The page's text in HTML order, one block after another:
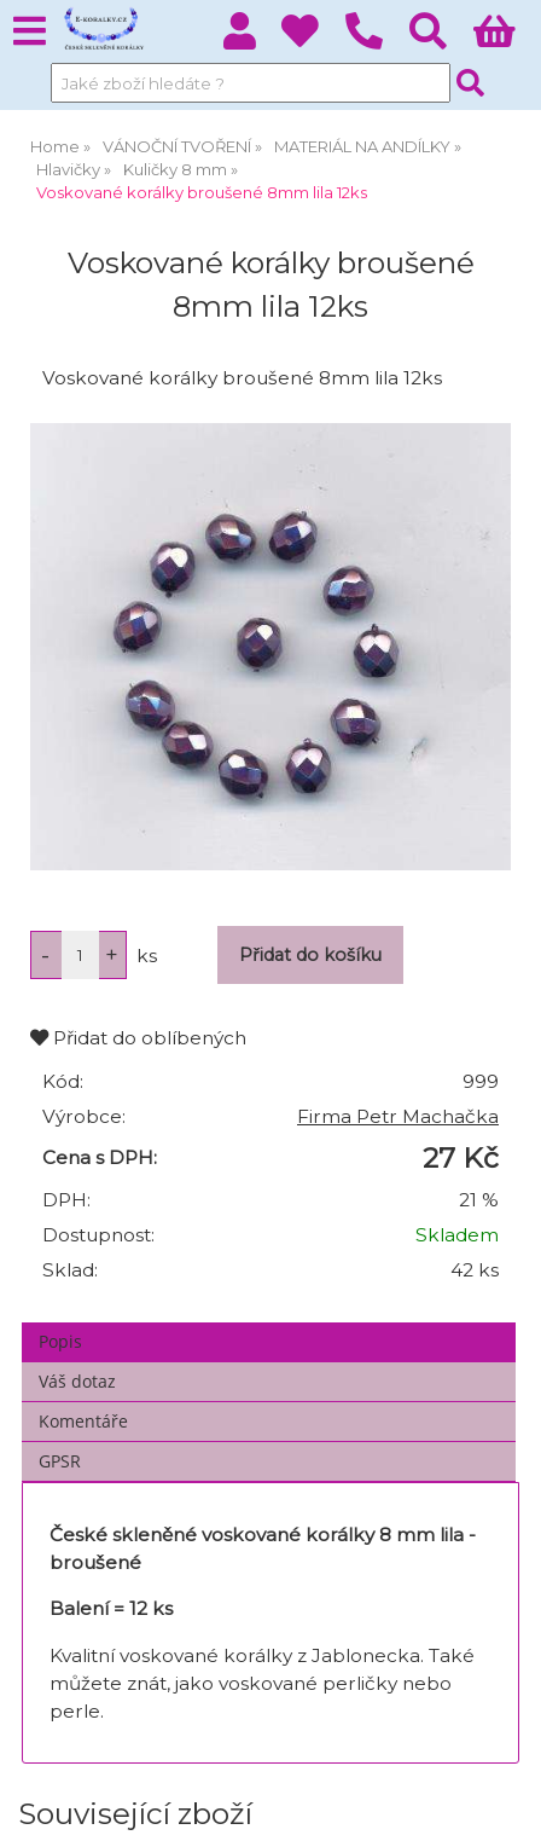
Home VÁNOČNÍ TVOŘENÍ
MATERIÁL NA ANDÍLKY
Hlavičky
Kuličky 8 mm
Voskované korálky broušené 8mm lila 12ks
Voskované korálky broušené
8mm lila 12ks
Voskované korálky broušené 8mm lila 12ks
ks
Přidat do oblíbených
Kód:
999
Výrobce:
Firma Petr Machačka
Cena s DPH:
27 Kč
DPH:
21 %
Dostupnost:
Skladem
Sklad:
42 ks
Popis
Váš dotaz
Komentáře
GPSR
České skleněné voskované korálky 8 mm lila -
broušené
Balení = 12 ks
Kvalitní voskované korálky z Jablonecka. Také
můžete znát, jako voskované perličky nebo
perle.
Související zboží